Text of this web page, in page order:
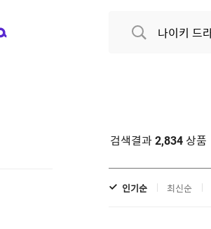
검색결과 2,834 상품
인기순 최신순